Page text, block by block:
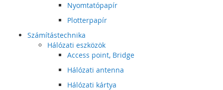
Nyomtatópapír
Plotterpapír
Számítástechnika
Hálózati eszközök
Access point, Bridge
Hálózati antenna
Hálózati kártya